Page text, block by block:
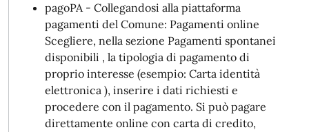
pagoPA - Collegandosi alla piattaforma
pagamenti del Comune: Pagamenti online
Scegliere, nella sezione Pagamenti spontanei
disponibili , la tipologia di pagamento di
proprio interesse (esempio: Carta identità
elettronica ), inserire i dati richiesti e
procedere con il pagamento. Si può pagare
direttamente online con carta di credito,